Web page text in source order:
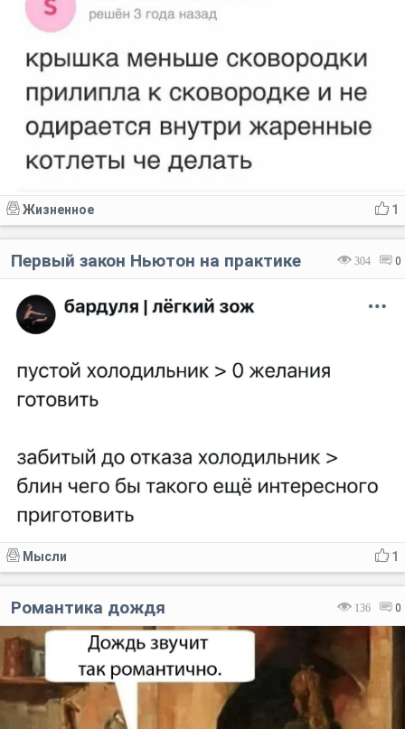
1
Жизненное
304 0
Первый закон Ньютон на практике
1
Мысли
136 0
Романтика дождя